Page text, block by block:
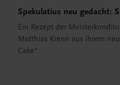
Spekulatius neu gedacht:
Ein Rezept der
Matthias Krenn aus ihrem
Cake“